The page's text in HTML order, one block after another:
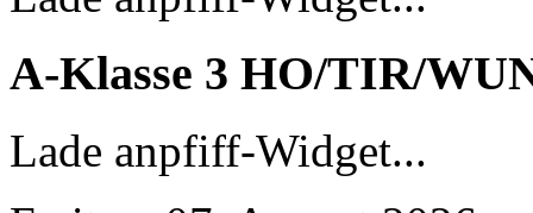
A-Klasse 3 HO/TIR/
Lade anpfiff-Widget...